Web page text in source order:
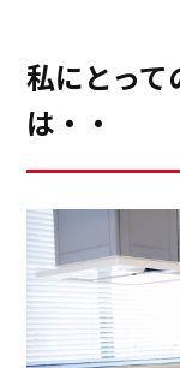
でなく、お客様
す。シンク横の
ち寄り料理の盛
ンクカウンター
IHとガスの両方
人の時、二人の
なリクエストに
新宿のキッチン
キッチン」の天
日お邪魔したキ
私にとって
は・・